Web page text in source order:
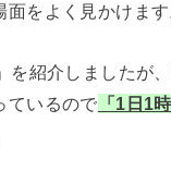
をよく見かけます
を紹介しましたが
ているので 「1日1